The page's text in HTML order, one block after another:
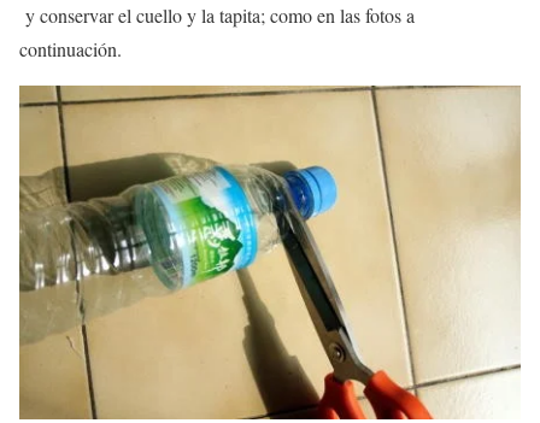
y conservar el cuello y la tapita; como en las fotos a
continuación.